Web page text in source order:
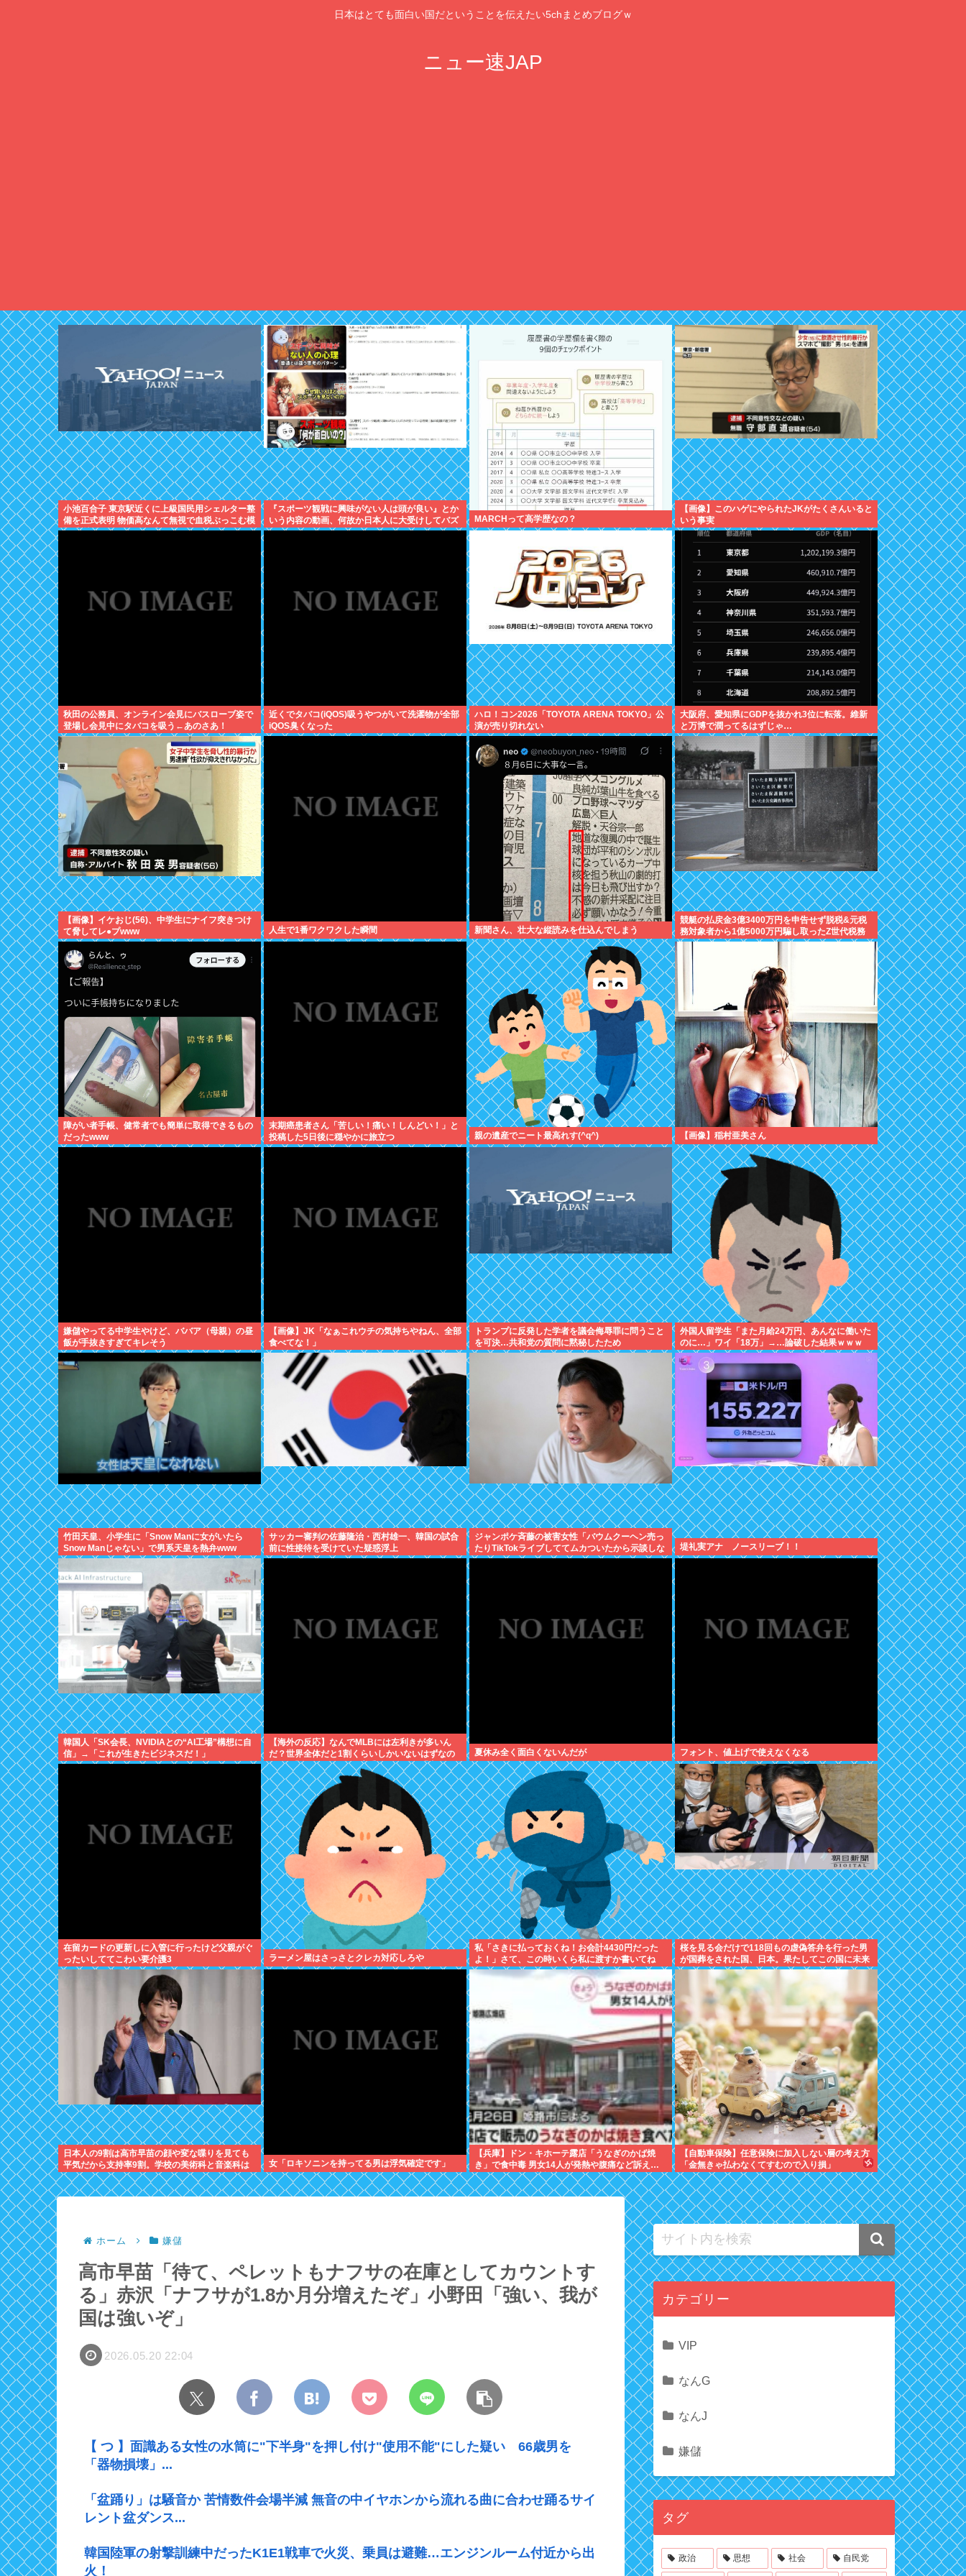
日本はとても面白い国だということを伝えたい5chまとめブログｗ
ニュー速JAP
小池百合子 東京駅近くに上級国民用シェルター整
備を正式表明 物価高なんて無視で血税ぶっこむ模
様 支持したのはあなた達
『スポーツ観戦に興味がない人は頭が良い』とか
いう内容の動画、何故か日本人に大受けしてバズ
りまくるwww
MARCHって高学歴なの？
【画像】このハゲにやられたJKがたくさんいると
いう事実
秋田の公務員、オンライン会見にバスローブ姿で
登場し会見中にタバコを吸う←あのさあ！
近くでタバコ(iQOS)吸うやつがいて洗濯物が全部
iQOS臭くなった
ハロ！コン2026「TOYOTA ARENA TOKYO」公
演が売り切れない
大阪府、愛知県にGDPを抜かれ3位に転落。維新
と万博で潤ってるはずじゃ…
【画像】イケおじ(56)、中学生にナイフ突きつけ
て脅してレ●プwww
人生で1番ワクワクした瞬間 新聞さん、壮大な縦読みを仕込んでしまう
競艇の払戻金3億3400万円を申告せず脱税&元税
務対象者から1億5000万円騙し取ったZ世代税務
署員を懲戒免職
障がい者手帳、健常者でも簡単に取得できるもの
だったwww
末期癌患者さん「苦しい！痛い！しんどい！」と
投稿した5日後に穏やかに旅立つ
親の遺産でニート最高れす(^q^) 【画像】稲村亜美さん
嫌儲やってる中学生やけど、ババア（母親）の昼
飯が手抜きすぎてキレそう
【画像】JK「なぁこれウチの気持ちやねん、全部
食べてな！」
トランプに反発した学者を議会侮辱罪に問うこと
を可決…共和党の質問に黙秘したため
外国人留学生「また月給24万円、あんなに働いた
のに…」ワイ「18万」→…論破した結果ｗｗｗ
竹田天皇、小学生に「Snow Manに女がいたら
Snow Manじゃない」で男系天皇を熱弁www
サッカー審判の佐藤隆治・西村雄一、韓国の試合
前に性接待を受けていた疑惑浮上
ジャンポケ斉藤の被害女性「バウムクーヘン売っ
たりTikTokライブしててムカついたから示談しな
かった」←これ
堤礼実アナ ノースリーブ！！
韓国人「SK会長、NVIDIAとの“AI工場”構想に自
信」→「これが生きたビジネスだ！」
【海外の反応】なんでMLBには左利きが多いん
だ？世界全体だと1割くらいしかいないはずなの
に → 「左ピッチャーは貴重だからな」「内野で
は不利だけど基本左利きのほうが重宝される傾向
にはあると思う」
夏休み全く面白くないんだが フォント、値上げで使えなくなる
在留カードの更新しに入管に行ったけど父親がぐ
ったいしててこわい要介護3
ラーメン屋はさっさとクレカ対応しろや
私「さきに払っておくね！お会計4430円だった
よ！」さて、この時いくら私に渡すか書いてね
桜を見る会だけで118回もの虚偽答弁を行った男
が国葬をされた国、日本。果たしてこの国に未来
はあるのか？
日本人の9割は高市早苗の顔や変な喋りを見ても
平気だから支持率9割。学校の美術科と音楽科は
しっかりして！
女「ロキソニンを持ってる男は浮気確定です」
【兵庫】ドン・キホーテ露店「うなぎのかば焼
き」で食中毒 男女14人が発熱や腹痛など訴え…
サルモネラ属の菌検出
【自動車保険】任意保険に加入しない層の考え方
「金無きゃ払わなくてすむので入り損」
ホーム 嫌儲
高市早苗「待て、ペレットもナフサの在庫としてカウントす
る」赤沢「ナフサが1.8か月分増えたぞ」小野田「強い、我が
国は強いぞ」
2026.05.20 22:04
【 つ 】面識ある女性の水筒に"下半身"を押し付け"使用不能"にした疑い 66歳男を
「器物損壊」...
「盆踊り」は騒音か 苦情数件会場半減 無音の中イヤホンから流れる曲に合わせ踊るサイ
レント盆ダンス...
韓国陸軍の射撃訓練中だったK1E1戦車で火災、乗員は避難…エンジンルーム付近から出
火！
カテゴリー
VIP
なんG
なんJ
嫌儲
タグ
政治 思想 社会 自民党